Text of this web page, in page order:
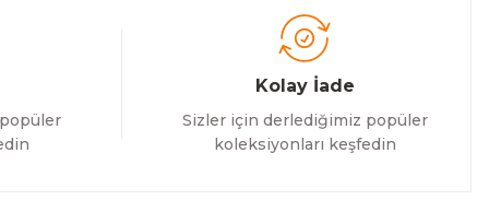
Kolay İade
Sizler için derlediğimiz popüler
koleksiyonları keşfedin